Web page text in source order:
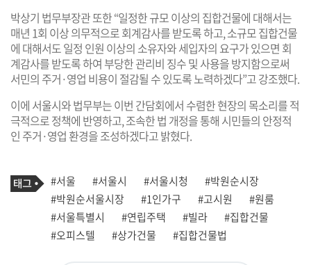
박상기 법무부장관 또한 “일정한 규모 이상의 집합건물에 대해서는
매년 1회 이상 의무적으로 회계감사를 받도록 하고, 소규모 집합건물
에 대해서도 일정 인원 이상의 소유자와 세입자의 요구가 있으면 회
계감사를 받도록 하여 부당한 관리비 징수 및 사용을 방지함으로써
서민의 주거·영업 비용이 절감될 수 있도록 노력하겠다”고 강조했다.
이에 서울시와 법무부는 이번 간담회에서 수렴한 현장의 목소리를 적
극적으로 정책에 반영하고, 조속한 법 개정을 통해 시민들의 안정적
인 주거·영업 환경을 조성하겠다고 밝혔다.
기
사
관
련
태
그
태
그
#서울 #서울시 #서울시청
#박원순시장
#박원순서울시장
#1인가구 #고시원
#원룸
#서울특별시
#연립주택 #빌라
#집합건물
#오피스텔
#상가건물 #집합건물법